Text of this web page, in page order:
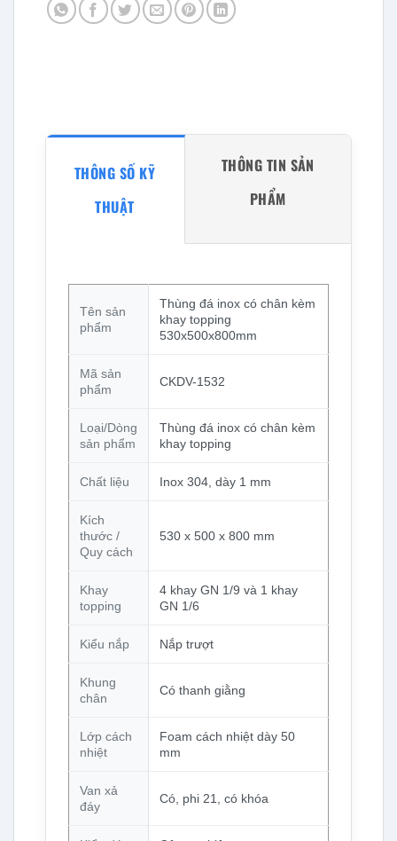
THÔNG SỐ KỸ
THUẬT
THÔNG TIN SẢN
PHẨM
Tên sản
phẩm
Thùng đá inox có chân kèm
khay topping
530x500x800mm
Mã sản
phẩm
CKDV-1532
Loại/Dòng
sản phẩm
Thùng đá inox có chân kèm
khay topping
Chất liệu Inox 304, dày 1 mm
Kích
thước /
Quy cách
530 x 500 x 800 mm
Khay
topping
4 khay GN 1/9 và 1 khay
GN 1/6
Kiểu nắp Nắp trượt
Khung
chân
Có thanh giằng
Lớp cách
nhiệt
Foam cách nhiệt dày 50
mm
Van xả
đáy
Có, phi 21, có khóa